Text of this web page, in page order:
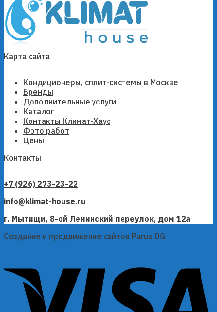
Карта сайта
Кондиционеры, сплит-системы в Москве
Бренды
Дополнительные услуги
Каталог
Контакты Климат-Хаус
Фото работ
Цены
Контакты
+7 (926) 273-23-22
info@klimat-house.ru
г. Мытищи, 8-ой Ленинский переулок, дом 12а
Создание и продвижение сайтов Parus DG